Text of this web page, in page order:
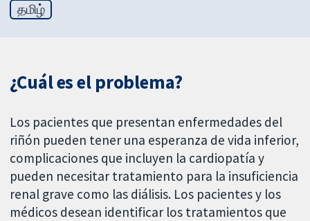
தமிழ்
¿Cuál es el problema?
Los pacientes que presentan enfermedades del
riñón pueden tener una esperanza de vida inferior,
complicaciones que incluyen la cardiopatía y
pueden necesitar tratamiento para la insuficiencia
renal grave como las diálisis. Los pacientes y los
médicos desean identificar los tratamientos que